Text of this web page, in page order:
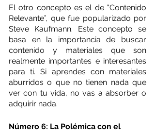
El otro concepto es el de “Contenido
Relevante”, que fue popularizado por
Steve Kaufmann. Este concepto se
basa en la importancia de buscar
contenido y materiales que son
realmente importantes e interesantes
para ti. Si aprendes con materiales
aburridos o que no tienen nada que
ver con tu vida, no vas a absorber o
adquirir nada.
Número 6: La Polémica con el